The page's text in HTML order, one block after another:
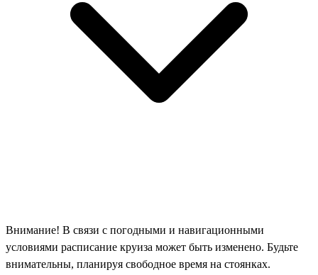
Внимание! В связи с погодными и навигационными
условиями расписание круиза может быть изменено. Будьте
внимательны, планируя свободное время на стоянках.